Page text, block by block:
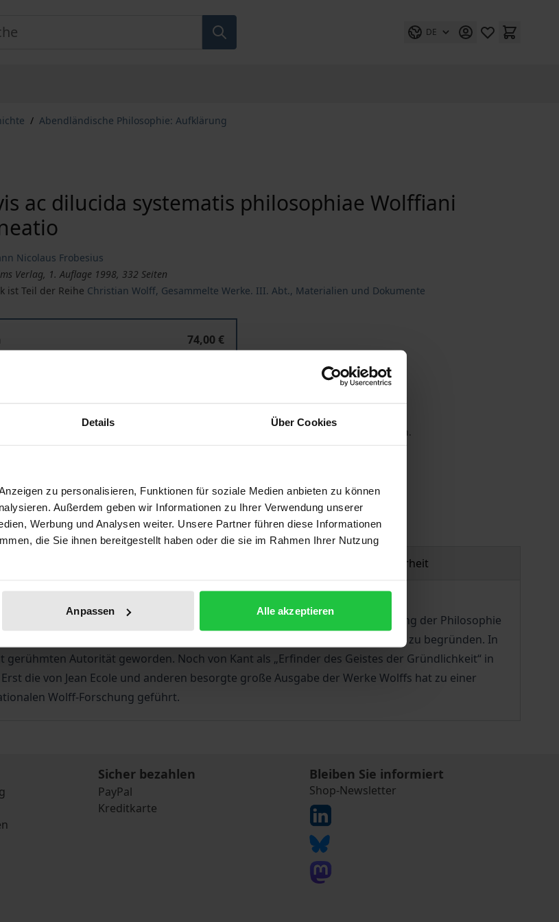
Details Über Cookies
zu personalisieren, Funktionen für soziale Medien anbieten zu können
Außerdem geben wir Informationen zu Ihrer Verwendung unserer
Werbung und Analysen weiter. Unsere Partner führen diese Informationen
die Sie ihnen bereitgestellt haben oder die sie im Rahmen Ihrer Nutzung
Anpassen Alle akzeptieren
DE
/ Abendländische Philosophie: Aufklärung
ac dilucida systematis philosophiae Wolffiani
Nicolaus Frobesius
Verlag, 1. Auflage 1998, 332 Seiten
ist Teil der Reihe Christian Wolff, Gesammelte Werke. III. Abt., Materialien und Dokumente
74,00 €
inkl. MwSt. Abhängig von der Lieferadresse kann die MwSt. an der Kasse variieren.
zu Versandkosten
Produktsicherheit
Philosoph der Früh- und Hochaufklärung. Unter der Leitung der Philosophie
System der Wissenschaften auf dem Stand der Bildung seiner Zeit zu begründen. In
Autorität geworden. Noch von Kant als „Erfinder des Geistes der Gründlichkeit“ in
die von Jean Ecole und anderen besorgte große Ausgabe der Werke Wolffs hat zu einer
Wolff-Forschung geführt.
Sicher bezahlen
PayPal
Kreditkarte
Bleiben Sie informiert
Shop-Newsletter